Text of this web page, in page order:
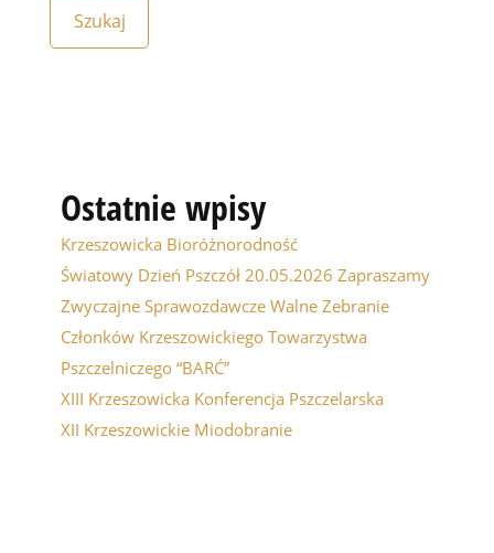
Szukaj
Ostatnie wpisy
Krzeszowicka Bioróżnorodność
Światowy Dzień Pszczół 20.05.2026 Zapraszamy
Zwyczajne Sprawozdawcze Walne Zebranie
Członków Krzeszowickiego Towarzystwa
Pszczelniczego “BARĆ”
XIII Krzeszowicka Konferencja Pszczelarska
XII Krzeszowickie Miodobranie